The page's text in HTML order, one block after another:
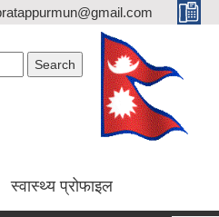
स्वास्थ्य प्रोफाइल